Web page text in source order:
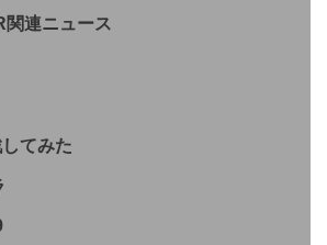
連ニュース
てみた